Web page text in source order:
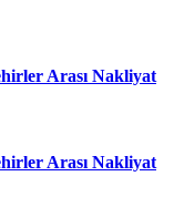
Arası Nakliyat
Arası Nakliyat